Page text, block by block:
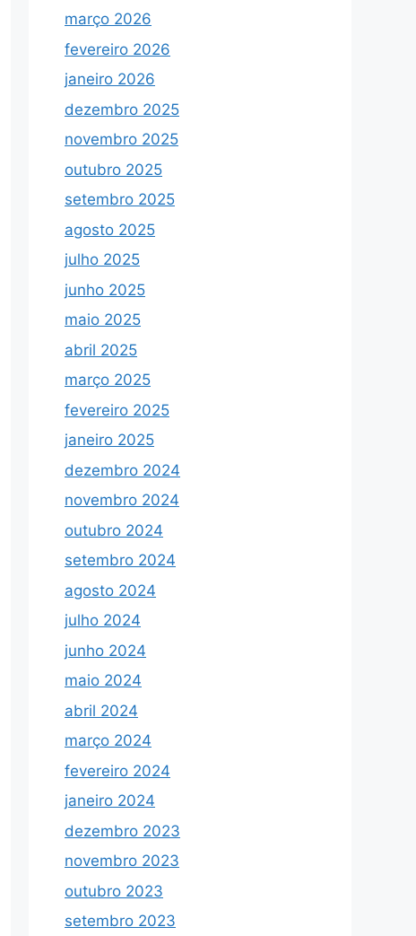
março 2026
fevereiro 2026
janeiro 2026
dezembro 2025
novembro 2025
outubro 2025
setembro 2025
agosto 2025
julho 2025
junho 2025
maio 2025
abril 2025
março 2025
fevereiro 2025
janeiro 2025
dezembro 2024
novembro 2024
outubro 2024
setembro 2024
agosto 2024
julho 2024
junho 2024
maio 2024
abril 2024
março 2024
fevereiro 2024
janeiro 2024
dezembro 2023
novembro 2023
outubro 2023
setembro 2023